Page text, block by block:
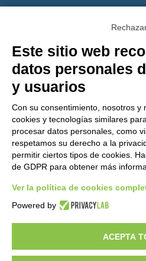
¿Quieres ser un
01544010463 | codice SDI A4707H7 |
Este sitio web
datos personales
y usuarios
Con su consentimiento, nosotros y
cookies y tecnologías similares
procesar datos personales, como
respetamos su derecho a la
permitir ciertos tipos de cookies.
de GDPR para obtener más
Ver la política de cookies
Powered by
ACEPTA